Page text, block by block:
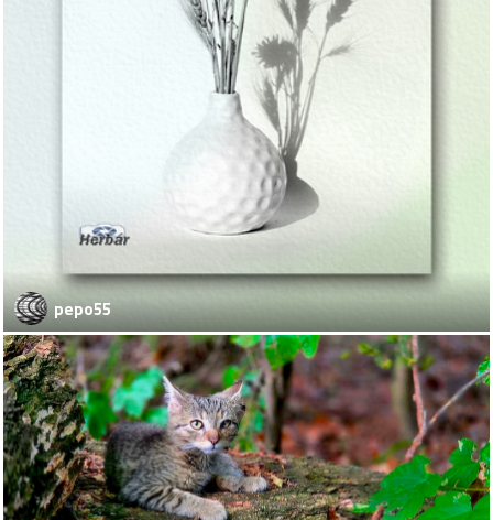
pepo55